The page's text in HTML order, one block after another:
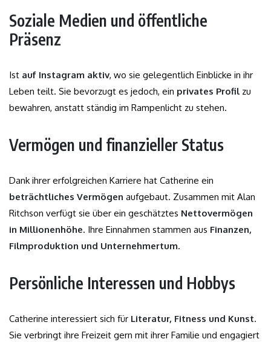
Soziale Medien und öffentliche
Präsenz
Ist auf Instagram aktiv, wo sie gelegentlich Einblicke in ihr
Leben teilt. Sie bevorzugt es jedoch, ein privates Profil zu
bewahren, anstatt ständig im Rampenlicht zu stehen.
Vermögen und finanzieller Status
Dank ihrer erfolgreichen Karriere hat Catherine ein
beträchtliches Vermögen aufgebaut. Zusammen mit Alan
Ritchson verfügt sie über ein geschätztes Nettovermögen
in Millionenhöhe. Ihre Einnahmen stammen aus Finanzen,
Filmproduktion und Unternehmertum.
Persönliche Interessen und Hobbys
Catherine interessiert sich für Literatur, Fitness und Kunst.
Sie verbringt ihre Freizeit gern mit ihrer Familie und engagiert